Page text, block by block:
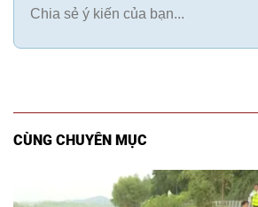
CÙNG CHUYÊN MỤC